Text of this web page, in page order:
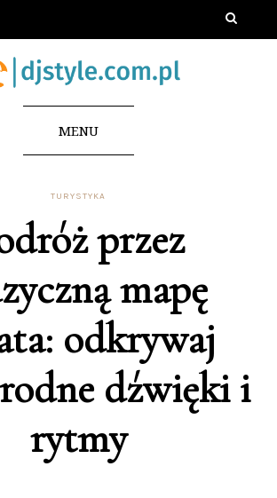
MENU
TURYSTYKA
przez
mapę
odkrywaj
dźwięki i
rytmy